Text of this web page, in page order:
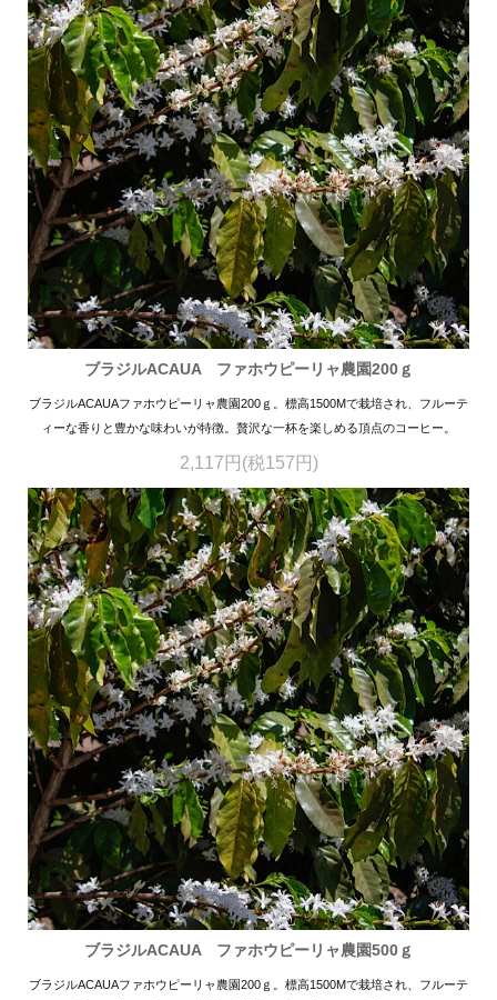
ブラジルACAUA ファホウピーリャ農園200ｇ
ブラジルACAUAファホウピーリャ農園200ｇ。標高1500Mで栽培され、フルーテ
ィーな香りと豊かな味わいが特徴。贅沢な一杯を楽しめる頂点のコーヒー。
2,117円(税157円)
ブラジルACAUA ファホウピーリャ農園500ｇ
ブラジルACAUAファホウピーリャ農園200ｇ。標高1500Mで栽培され、フルーテ